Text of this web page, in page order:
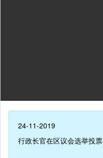
24-11-2019
行政长官在区议会选举投票